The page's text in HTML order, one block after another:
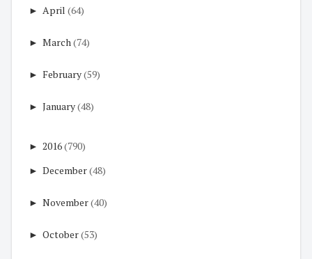
► April (64)
► March(74)
► February(59)
► January(48)
► 2016(790)
► December(48)
► November(40)
► October(53)